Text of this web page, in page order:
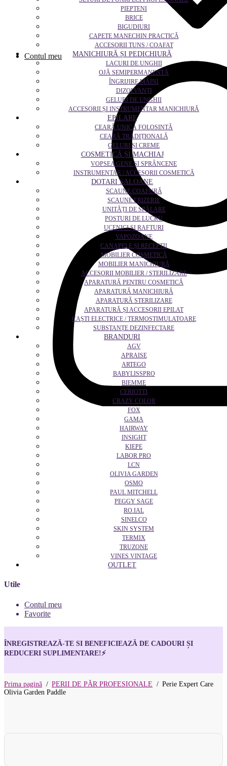
Contul meu
PIEPTENI
BRICE
BIGUDIURI
CAPETE MANECHIN PRACTICĂ
ACCESORII TUNS / COAFAT
MANICHIURĂ ȘI PEDICHIURĂ
LACURI DE UNGHII
OJĂ SEMIPERMANENTĂ
ÎNGRIJIRE MÂINI
DIZOLVANȚI
GELURI DE UNGHII
ACCESORII ȘI INSTRUMENTAR MANICHIURĂ
EPILARE
CEARĂ UNICĂ FOLOSINTĂ
CEARĂ TRADIȚIONALĂ
GELURI ȘI CREME
COSMETICĂ ȘI MACHIAJ
VOPSEA GENE ȘI SPRÂNCENE
INSTRUMENTAR / ACCESORII COSMETICĂ
DOTARI SALOANE
SCAUNE COAFURĂ
SCAUNE FRIZERIE
UNITĂȚI DE SPĂLARE
POSTURI DE LUCRU
UCENICI ȘI RAFTURI
VAPOZOANE
CANAPELE ȘI RECEPȚII
MOBILIER COSMETICĂ
MOBILIER MANICHIURĂ
ACCESORII MOBILIER / STERILIZARE
APARATURĂ PENTRU COSMETICĂ
APARATURĂ MANICHIURĂ
APARATURĂ STERILIZARE
APARATURĂ ȘI ACCESORII EPILAT
CAȘTI ELECTRICE / TERMOSTIMULATOARE
SUBSTANȚE DEZINFECTARE
BRANDURI
AGV
APRAISE
ARTEGO
BABYLISSPRO
BIEMME
CERIOTTI
CRAZY COLOR
FOX
GAMA
HAIRWAY
INSIGHT
KIEPE
LABOR PRO
LCN
OLIVIA GARDEN
OSMO
PAUL MITCHELL
PEGGY SAGE
RO.IAL
SINELCO
SKIN SYSTEM
TERMIX
TRUZONE
VINES VINTAGE
OUTLET
Utile
Contul meu
Favorite
ÎNREGISTREAZĂ-TE SI BENEFICIEAZĂ DE CADOURI ȘI
REDUCERI SUPLIMENTARE!⚡
Prima pagină / PERII DE PĂR PROFESIONALE / Perie Expert Care
Olivia Garden Paddle